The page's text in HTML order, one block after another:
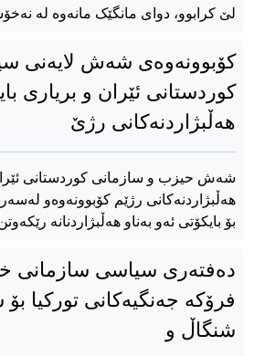
لێ کرابوو، دوای مانگێک مانەوە لە
کۆبوونەوەی شەش لایەنی
کوردستانی ئێران و بریاری
هەڵبژاردنەکانی رژێ
شەش حیزب و سازمانی کوردستانی
هەڵبژاردنەکانی رژێم کۆبوونەوەو
بۆ بایکۆتی ئەو بەناو هەڵبژاردنانە
ده‌فته‌ری سیاسی سازمانی
فرۆکه‌ جه‌نگیه‌کانی تورکیا
شنگاڵ و